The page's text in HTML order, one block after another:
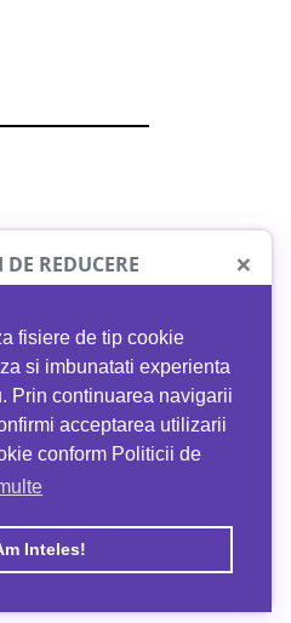
fisiere de tip cookie
si imbunatati experienta
Prin continuarea navigarii
acceptarea utilizarii
conform Politicii de
Inteles!
REDUCERE ×
la orice comandă
codul EATTRACK